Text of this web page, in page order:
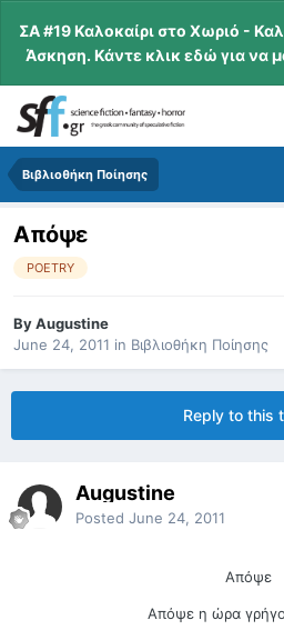
ΣΑ #19 Καλοκαίρι στο Χωριό -
Άσκηση. Κάντε κλικ εδώ για να
Βιβλιοθήκη Ποίησης
Απόψε
POETRY
ByAugustine
June 24, 2011 in Βιβλιοθήκη Ποίησης
Reply to this
Augustine
Posted June 24, 2011
Απόψε
Απόψε η ώρα